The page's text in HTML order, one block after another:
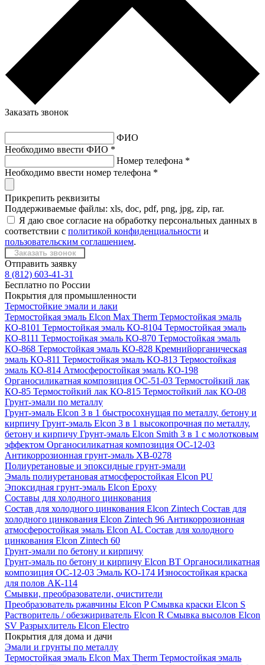
Заказать звонок
ФИО
Необходимо ввести ФИО *
Номер телефона *
Необходимо ввести номер телефона *
Прикрепить реквизиты
Поддерживаемые файлы: xls, doc, pdf, png, jpg, zip, rar.
Я даю свое согласие на обработку персональных данных в
соответствии с политикой конфиденциальности и
пользовательским соглашением.
Отправить заявку
8 (812) 603-41-31
Бесплатно по России
Покрытия для промышленности
Термостойкие эмали и лаки
Термостойкая эмаль Elcon Max Therm Термостойкая эмаль
КО-8101 Термостойкая эмаль КО-8104 Термостойкая эмаль
КО-8111 Термостойкая эмаль КО-870 Термостойкая эмаль
КО-868 Термостойкая эмаль КО-828 Кремнийорганическая
эмаль КО-811 Термостойкая эмаль КО-813 Термостойкая
эмаль КО-814 Атмосферостойкая эмаль КО-198
Органосиликатная композиция ОС-51-03 Термостойкий лак
КО-85 Термостойкий лак КО-815 Термостойкий лак КО-08
Грунт-эмали по металлу
Грунт-эмаль Elcon 3 в 1 быстросохнущая по металлу, бетону и
кирпичу Грунт-эмаль Elcon 3 в 1 высокопрочная по металлу,
бетону и кирпичу Грунт-эмаль Elcon Smith 3 в 1 с молотковым
эффектом Органосиликатная композиция ОС-12-03
Антикоррозионная грунт-эмаль ХВ-0278
Полиуретановые и эпоксидные грунт-эмали
Эмаль полиуретановая атмосферостойкая Elcon PU
Эпоксидная грунт-эмаль Elcon Epoxy
Составы для холодного цинкования
Состав для холодного цинкования Elcon Zintech Состав для
холодного цинкования Elcon Zintech 96 Антикоррозионная
атмосферостойкая эмаль Elcon AL Состав для холодного
цинкования Elcon Zintech 60
Грунт-эмали по бетону и кирпичу
Грунт-эмаль по бетону и кирпичу Elcon BT Органосиликатная
композиция ОС-12-03 Эмаль КО-174 Износостойкая краска
для полов АК-114
Смывки, преобразователи, очистители
Преобразователь ржавчины Elcon PСмывка краски Elcon S
Растворитель / обезжириватель Elcon R Смывка высолов Elcon
SV Разрыхлитель Elcon Electro
Покрытия для дома и дачи
Эмали и грунты по металлу
Термостойкая эмаль Elcon Max Therm Термостойкая эмаль